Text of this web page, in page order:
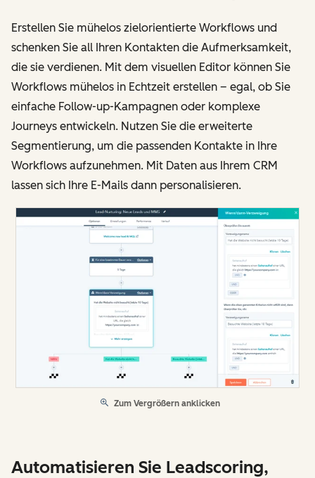
Erstellen Sie mühelos zielorientierte Workflows und
schenken Sie all Ihren Kontakten die Aufmerksamkeit,
die sie verdienen. Mit dem visuellen Editor können Sie
Workflows mühelos in Echtzeit erstellen – egal, ob Sie
einfache Follow-up-Kampagnen oder komplexe
Journeys entwickeln. Nutzen Sie die erweiterte
Segmentierung, um die passenden Kontakte in Ihre
Workflows aufzunehmen. Mit Daten aus Ihrem CRM
lassen sich Ihre E-Mails dann personalisieren.
Zum Vergrößern anklicken
Automatisieren Sie Leadscoring,